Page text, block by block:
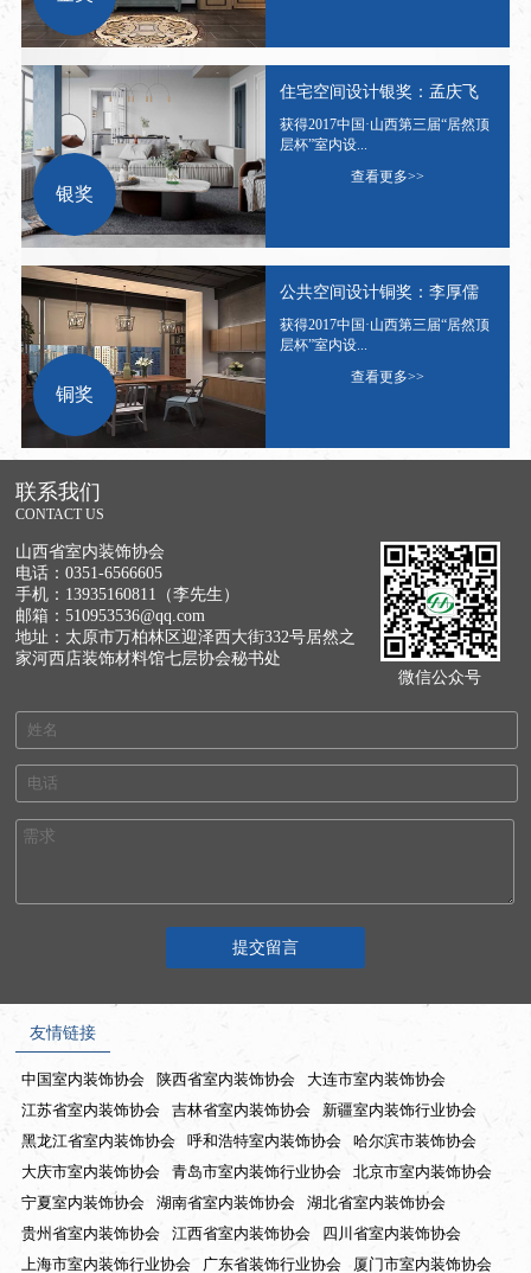
银奖
住宅空间设计银奖：孟庆飞
获得2017中国·山西第三届“居然顶
层杯”室内设...
查看更多>>
铜奖
公共空间设计铜奖：李厚儒
获得2017中国·山西第三届“居然顶
层杯”室内设...
查看更多>>
联系我们
CONTACT US
山西省室内装饰协会
电话：0351-6566605
手机：13935160811（李先生）
邮箱：510953536@qq.com
地址：太原市万柏林区迎泽西大街332号居然之
家河西店装饰材料馆七层协会秘书处
微信公众号
友情链接
中国室内装饰协会 陕西省室内装饰协会
大连市室内装饰协会
江苏省室内装饰协会
吉林省室内装饰协会
新疆室内装饰行业协会
黑龙江省室内装饰协会
呼和浩特室内装饰协会
哈尔滨市装饰协会
大庆市室内装饰协会
青岛市室内装饰行业协会
北京市室内装饰协会
宁夏室内装饰协会
湖南省室内装饰协会
湖北省室内装饰协会
贵州省室内装饰协会
江西省室内装饰协会
四川省室内装饰协会
上海市室内装饰行业协会
广东省装饰行业协会 厦门市室内装饰协会